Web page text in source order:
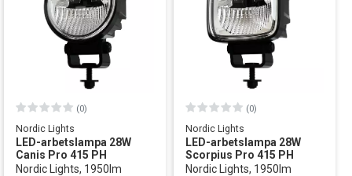
Nordic Lights
LED-arbetslampa 28W
Canis Pro 415 PH
Nordic Lights, 1950lm
(0)
Nordic Lights
LED-arbetslampa 28W
Scorpius Pro 415 PH
Nordic Lights, 1950lm
(0)